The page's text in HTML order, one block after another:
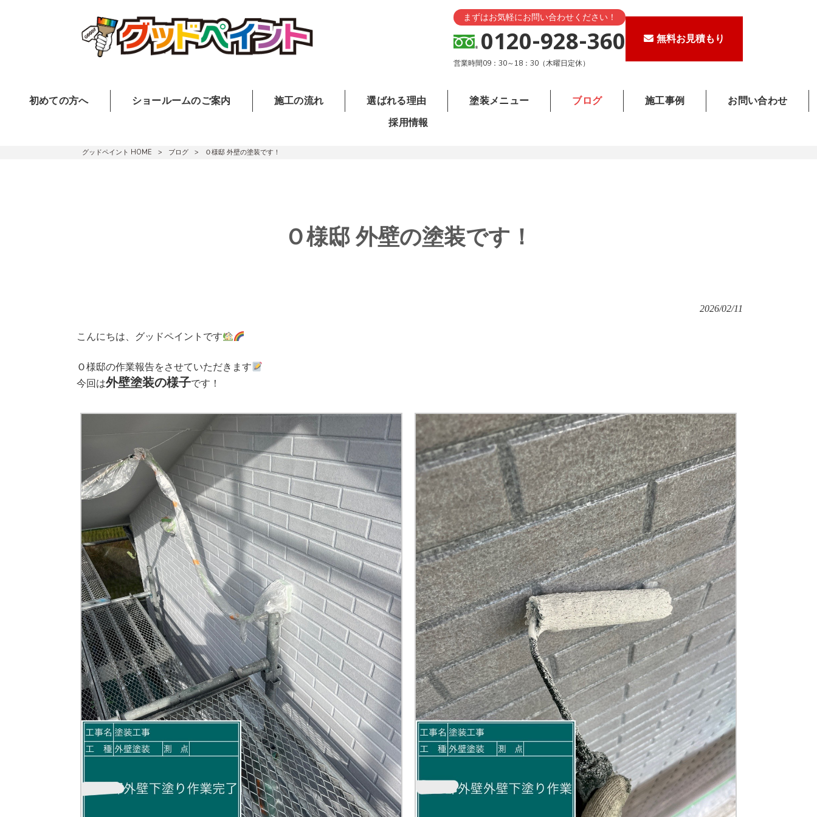
まずはお気軽にお問い合わせください！
0120-928-360
営業時間09：30～18：30（木曜日定休）
無料お見積もり
初めての方へ ショールームのご案内 施工の流れ 選ばれる理由 塗装メニュー ブログ 施工事例
お問い合わせ
採用情報
グッドペイント HOME > ブログ > Ｏ様邸 外壁の塗装です！
Ｏ様邸 外壁の塗装です！
2026/02/11
こんにちは、グッドペイントです
Ｏ様邸の作業報告をさせていただきます
今回は外壁塗装の様子です！